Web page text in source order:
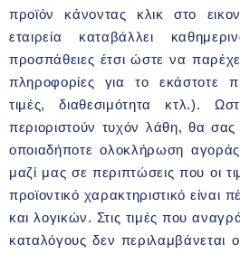
προϊόν κάνοντας κλικ στο
εταιρεία καταβάλλει
προσπάθειες έτσι ώστε να
πληροφορίες για το εκάστοτε
τιμές, διαθεσιμότητα κτλ.).
περιοριστούν τυχόν λάθη, θα σας
οποιαδήποτε ολοκλήρωση
μαζί μας σε περιπτώσεις που οι
προϊοντικό χαρακτηριστικό
και λογικών. Στις τιμές που
καταλόγους δεν